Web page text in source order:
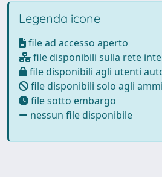
Legenda icone
file ad accesso aperto
file disponibili sulla rete
file disponibili agli utenti
file disponibili solo agli
file sotto embargo
nessun file disponibile